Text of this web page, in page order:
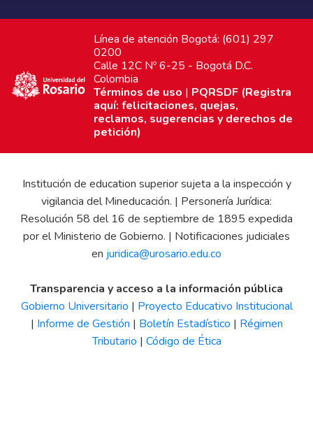
Línea de atención Bogotá: (601) 297
0200
Calle 12C Nº 6-25 - Bogotá D.C.
Colombia
Términos de uso | PQRSDF (Registra
aquí: felicitaciones, quejas,
reclamos, sugerencias y derechos de
petición)
Institución de education superior sujeta a la inspección y
vigilancia del Mineducación. | Personería Jurídica:
Resolución 58 del 16 de septiembre de 1895 expedida
por el Ministerio de Gobierno. | Notificaciones judiciales
en juridica@urosario.edu.co
Transparencia y acceso a la información pública
Gobierno Universitario | Proyecto Educativo Institucional
| Informe de Gestión | Boletín Estadístico | Régimen
Tributario | Código de Ética